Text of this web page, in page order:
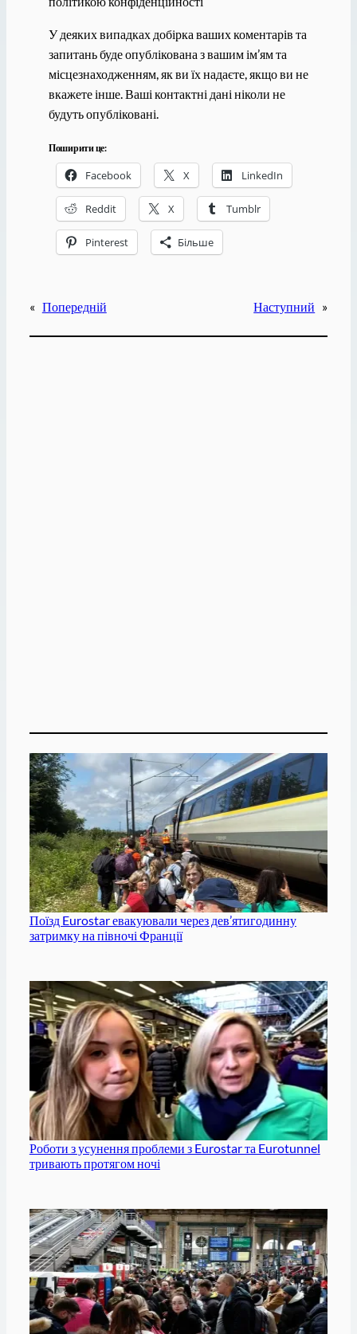
У деяких випадках добірка ваших коментарів та
запитань буде опублікована з вашим ім’ям та
місцезнаходженням, як ви їх надаєте, якщо ви не
вкажете інше. Ваші контактні дані ніколи не
будуть опубліковані.
Поширити це:
Facebook X LinkedIn
Reddit X Tumblr
Pinterest Більше
« Попередній Наступний »
Поїзд Eurostar евакуювали через дев’ятигодинну
затримку на півночі Франції
Роботи з усунення проблеми з Eurostar та Eurotunnel
тривають протягом ночі